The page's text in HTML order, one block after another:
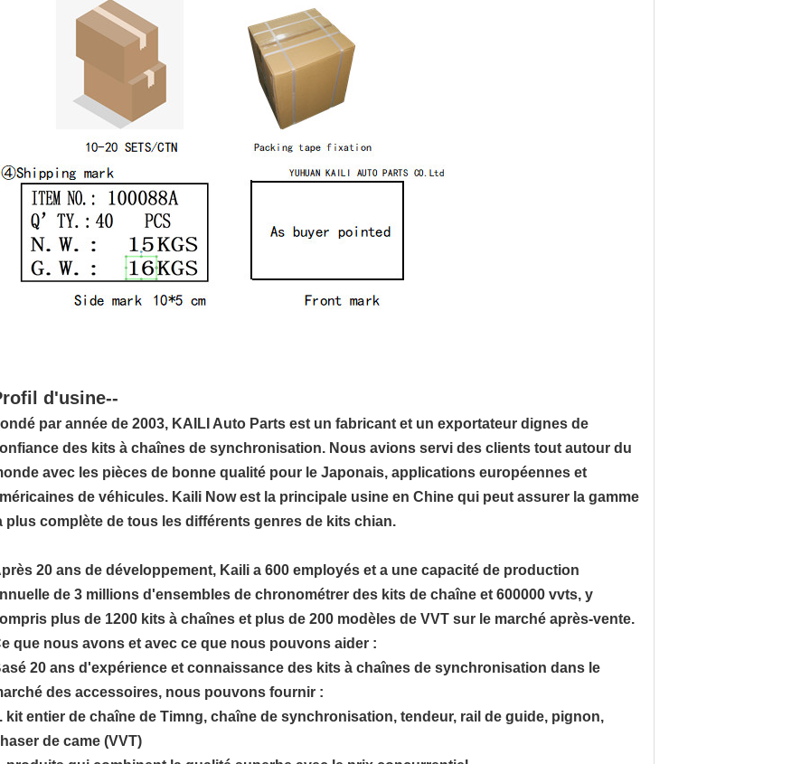
d'usine--
par année de 2003, KAILI Auto Parts est un fabricant et un exportateur dignes de
des kits à chaînes de synchronisation. Nous avions servi des clients tout autour du
avec les pièces de bonne qualité pour le Japonais, applications européennes et
de véhicules. Kaili Now est la principale usine en Chine qui peut assurer la gamme
plus complète de tous les différents genres de kits chian.
20 ans de développement, Kaili a 600 employés et a une capacité de production
de 3 millions d'ensembles de chronométrer des kits de chaîne et 600000 vvts, y
plus de 1200 kits à chaînes et plus de 200 modèles de VVT sur le marché après-vente.
que nous avons et avec ce que nous pouvons aider :
20 ans d'expérience et connaissance des kits à chaînes de synchronisation dans le
des accessoires, nous pouvons fournir :
kit entier de chaîne de Timng, chaîne de synchronisation, tendeur, rail de guide, pignon,
de came (VVT)